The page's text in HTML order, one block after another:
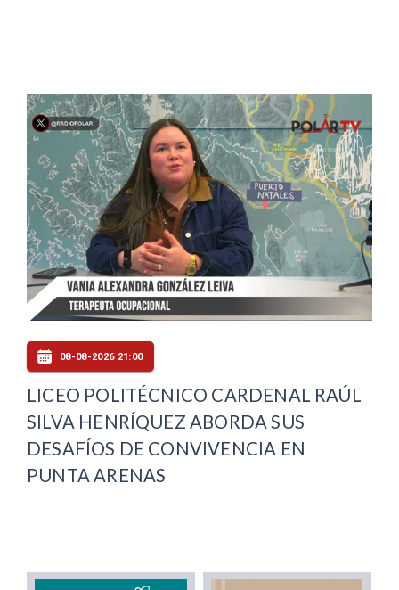
08-08-2026 21:00
LICEO POLITÉCNICO CARDENAL RAÚL
SILVA HENRÍQUEZ ABORDA SUS
DESAFÍOS DE CONVIVENCIA EN
PUNTA ARENAS